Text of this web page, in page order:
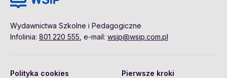
Wydawnictwa Szkolne i Pedagogiczne
Infolinia: 801 220 555 , e-mail: wsip@wsip.com.pl
Polityka cookies
Pierwsze kroki